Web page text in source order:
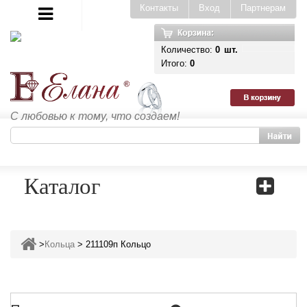
С любовью к тому, что создаем!
Партнерам
Вход
Контакты
Количество: 0 шт.
Итого: 0
Каталог
> Кольца > 211109п Кольцо